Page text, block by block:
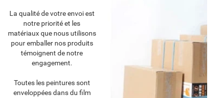
La qualité de votre envoi est
notre priorité et les
matériaux que nous utilisons
pour emballer nos produits
témoignent de notre
engagement.
Toutes les peintures sont
enveloppées dans du film